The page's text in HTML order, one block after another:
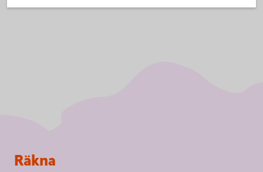
Sidfot
Räkna